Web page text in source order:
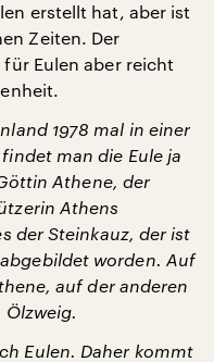
erstellt hat, aber ist
Zeiten. Der
Eulen aber reicht
1978 mal in einer
man die Eule ja
Athene, der
Athens
der Steinkauz, der ist
worden. Auf
auf der anderen
Eulen. Daher kommt